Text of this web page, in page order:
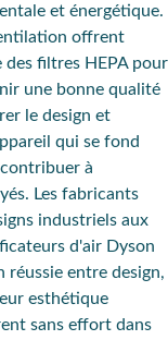
et énergétique.
offrent
des filtres HEPApour
une bonne qualité
le design et
qui se fond
à
Les fabricants
industriels aux
d'air Dyson
entre design,
esthétique
sans effort dans